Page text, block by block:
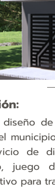
de
juego
para